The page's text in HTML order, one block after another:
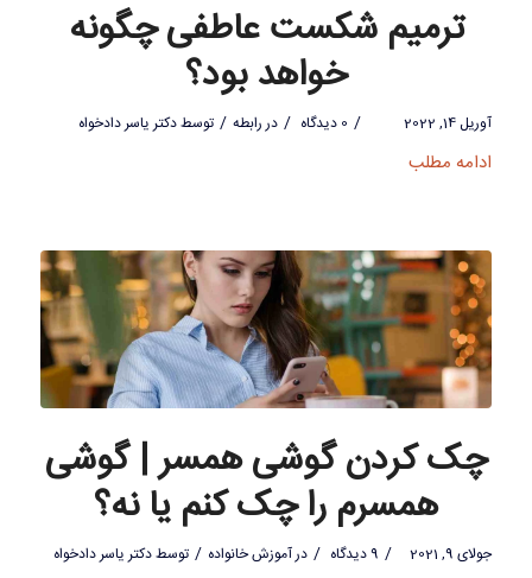
ترمیم شکست عاطفی چگونه
خواهد بود؟
آوریل 14, 2022 / 0 دیدگاه / دررابطه / توسطدکتر یاسر دادخواه
ادامه مطلب
چک کردن گوشی همسر | گوشی
همسرم را چک کنم یا نه؟
جولای 9, 2021 / 9 دیدگاه / درآموزش خانواده / توسطدکتر یاسر دادخواه